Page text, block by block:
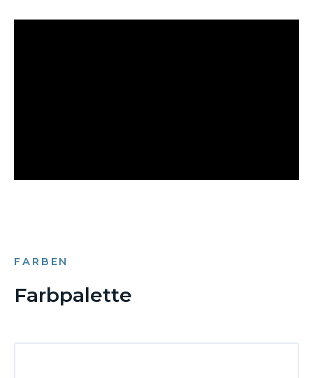
FARBEN
Farbpalette